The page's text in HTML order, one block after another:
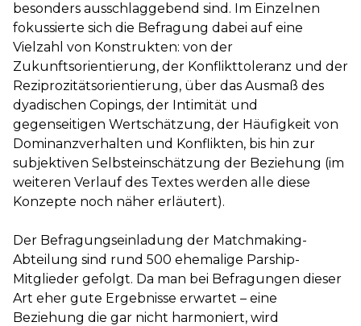
besonders ausschlaggebend sind. Im Einzelnen
fokussierte sich die Befragung dabei auf eine
Vielzahl von Konstrukten: von der
Zukunftsorientierung, der Konflikttoleranz und der
Reziprozitätsorientierung, über das Ausmaß des
dyadischen Copings, der Intimität und
gegenseitigen Wertschätzung, der Häufigkeit von
Dominanzverhalten und Konflikten, bis hin zur
subjektiven Selbsteinschätzung der Beziehung (im
weiteren Verlauf des Textes werden alle diese
Konzepte noch näher erläutert).
Der Befragungseinladung der Matchmaking-
Abteilung sind rund 500 ehemalige Parship-
Mitglieder gefolgt. Da man bei Befragungen dieser
Art eher gute Ergebnisse erwartet – eine
Beziehung die gar nicht harmoniert, wird